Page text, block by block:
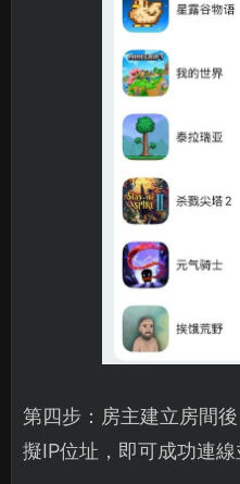
第四步：房主建立房間
擬IP位址，即可成功連線